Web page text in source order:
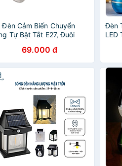
Cảm Biến Chuyển
Tự Bật Tắt E27, Đuôi
Kiệm Điện - HÀNG CHÍNH
MINIIN
69.000 đ
Đèn
LED